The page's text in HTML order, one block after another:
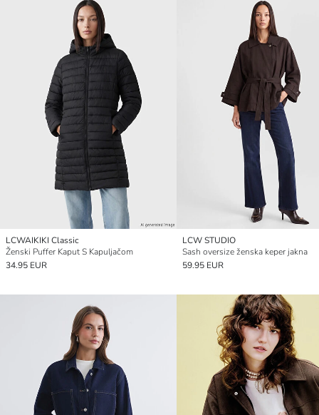
LCWAIKIKI Classic
Ženski Puffer Kaput S Kapuljačom
34.95 EUR
LCW STUDIO
Sash oversize ženska keper jakna
59.95 EUR